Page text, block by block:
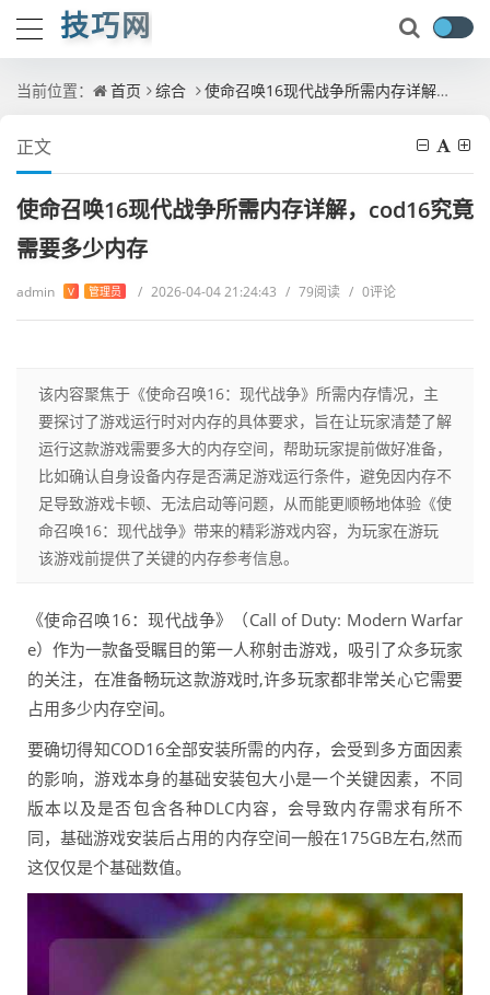
技巧网
当前位置： 首页 综合 使命召唤16现代战争所需内存详解，cod16究竟需要多少内存
正文
使命召唤16现代战争所需内存详解，cod16究竟
需要多少内存
admin V 管理员 / 2026-04-04 21:24:43 / 79阅读 / 0评论
该内容聚焦于《使命召唤16：现代战争》所需内存情况，主
要探讨了游戏运行时对内存的具体要求，旨在让玩家清楚了解
运行这款游戏需要多大的内存空间，帮助玩家提前做好准备，
比如确认自身设备内存是否满足游戏运行条件，避免因内存不
足导致游戏卡顿、无法启动等问题，从而能更顺畅地体验《使
命召唤16：现代战争》带来的精彩游戏内容，为玩家在游玩
该游戏前提供了关键的内存参考信息。
《使命召唤16：现代战争》（Call of Duty: Modern Warfar
e）作为一款备受瞩目的第一人称射击游戏，吸引了众多玩家
的关注，在准备畅玩这款游戏时,许多玩家都非常关心它需要
占用多少内存空间。
要确切得知COD16全部安装所需的内存，会受到多方面因素
的影响，游戏本身的基础安装包大小是一个关键因素，不同
版本以及是否包含各种DLC内容，会导致内存需求有所不
同，基础游戏安装后占用的内存空间一般在175GB左右,然而
这仅仅是个基础数值。